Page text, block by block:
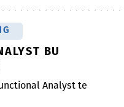
BU
Analyst te